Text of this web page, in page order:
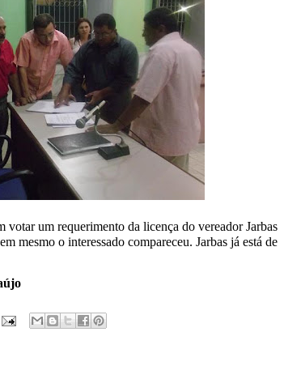
votar um requerimento da licença do vereador Jarbas
mesmo o interessado compareceu. Jarbas já está de